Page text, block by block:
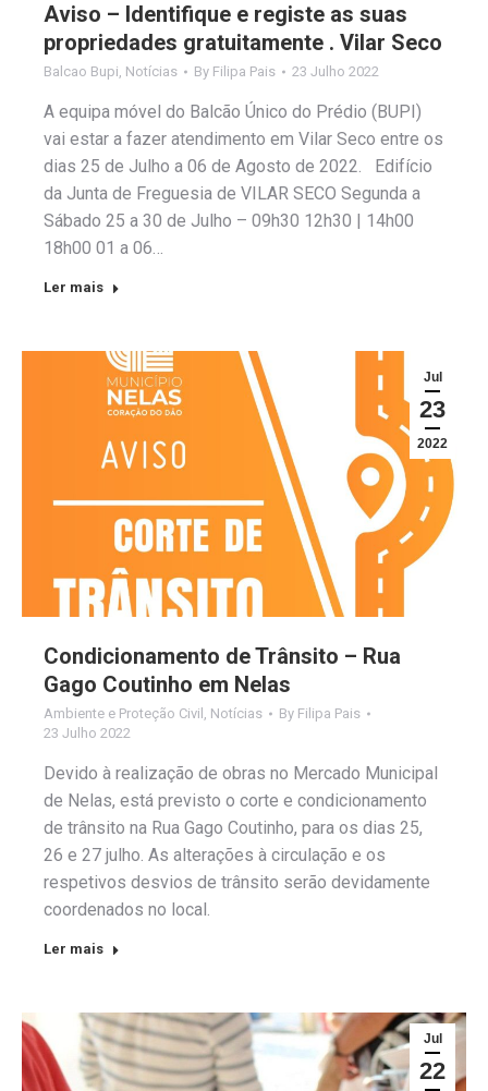
Aviso – Identifique e registe as suas
propriedades gratuitamente . Vilar Seco
Balcao Bupi, Notícias By Filipa Pais 23 Julho 2022
A equipa móvel do Balcão Único do Prédio (BUPI)
vai estar a fazer atendimento em Vilar Seco entre os
dias 25 de Julho a 06 de Agosto de 2022. Edifício
da Junta de Freguesia de VILAR SECO Segunda a
Sábado 25 a 30 de Julho – 09h30 12h30 | 14h00
18h00 01 a 06…
Ler mais
Jul
23
2022
Condicionamento de Trânsito – Rua
Gago Coutinho em Nelas
Ambiente e Proteção Civil , Notícias By Filipa Pais
23 Julho 2022
Devido à realização de obras no Mercado Municipal
de Nelas, está previsto o corte e condicionamento
de trânsito na Rua Gago Coutinho, para os dias 25,
26 e 27 julho. As alterações à circulação e os
respetivos desvios de trânsito serão devidamente
coordenados no local.
Ler mais
Jul
22